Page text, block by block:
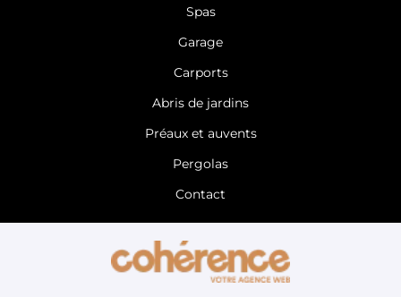
Spas
Garage
Carports
Abris de jardins
Préaux et auvents
Pergolas
Contact